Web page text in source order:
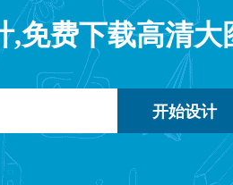
,免费下载高清大